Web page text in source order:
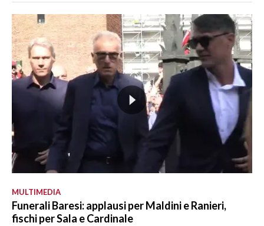
MULTIMEDIA
Funerali Baresi: applausi per Maldini e Ranieri,
fischi per Sala e Cardinale